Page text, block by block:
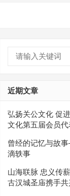
近期文章
弘扬关公文化 促
文化第五届会员
曾经的记忆与故
滴轶事
山海联脉 忠义传
古汉城圣庙携手共